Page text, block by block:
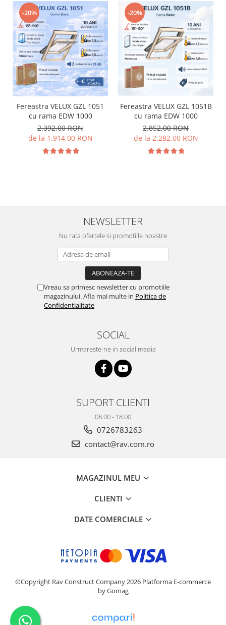
-20%
Fereastra VELUX GZL 1051
cu rama EDW 1000
2.392,00 RON
de la 1.914,00 RON
-20%
Fereastra VELUX GZL 1051B
cu rama EDW 1000
2.852,00 RON
de la 2.282,00 RON
NEWSLETTER
Nu rata ofertele si promotiile noastre
Vreau sa primesc newsletter cu promotiile
magazinului. Afla mai multe in Politica de
Confidentialitate
SOCIAL
Urmareste-ne in social media
SUPORT CLIENTI
08.00 - 18.00
0726783263
contact@rav.com.ro
MAGAZINUL MEU
CLIENTI
DATE COMERCIALE
©Copyright Rav Construct Company 2026 Platforma E-commerce
by Gomag